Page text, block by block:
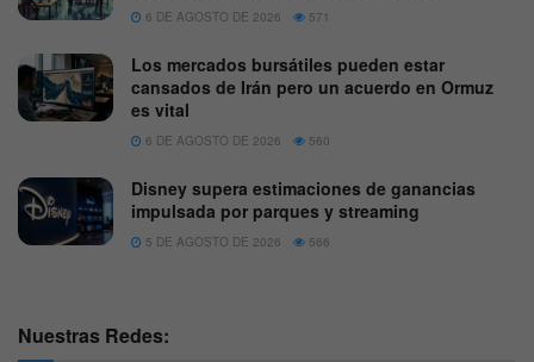
6 DE AGOSTO DE 2026 571
Los mercados bursátiles pueden estar
cansados de Irán pero un acuerdo en Ormuz
es vital
6 DE AGOSTO DE 2026 560
Disney supera estimaciones de ganancias
impulsada por parques y streaming
5 DE AGOSTO DE 2026 566
Nuestras Redes: